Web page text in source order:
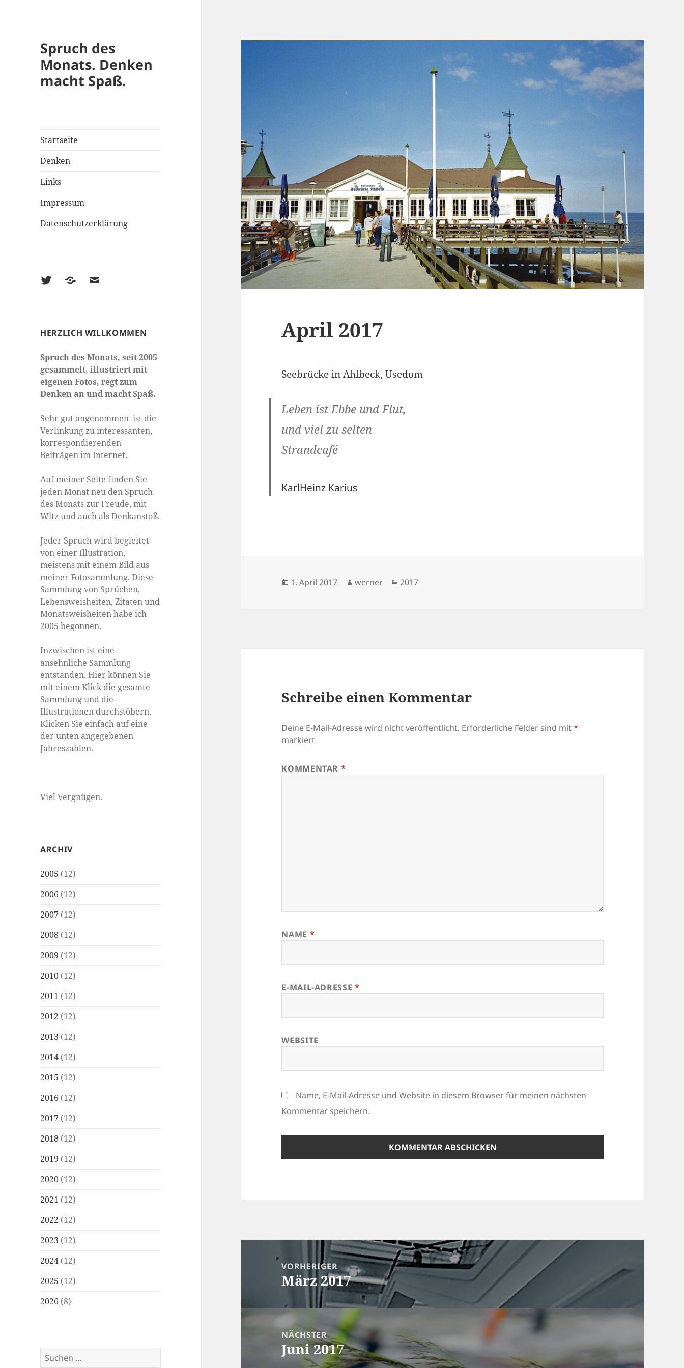
Spruch des
Monats. Denken
macht Spaß.
Startseite
Denken
Links
Impressum
Datenschutzerklärung
Twitter500pxE-
HERZLICH WILLKOMMEN
Spruch des Monats, seit 2005
gesammelt, illustriert mit
eigenen Fotos, regt zum
Denken an und macht Spaß.
Sehr gut angenommen ist die
Verlinkung zu interessanten,
korrespondierenden
Beiträgen im Internet.
Auf meiner Seite finden Sie
jeden Monat neu den Spruch
des Monats zur Freude, mit
Witz und auch als Denkanstoß.
Jeder Spruch wird begleitet
von einer Illustration,
meistens mit einem Bild aus
meiner Fotosammlung. Diese
Sammlung von Sprüchen,
Lebensweisheiten, Zitaten und
Monatsweisheiten habe ich
2005 begonnen.
Inzwischen ist eine
ansehnliche Sammlung
entstanden. Hier können Sie
mit einem Klick die gesamte
Sammlung und die
Illustrationen durchstöbern.
Klicken Sie einfach auf eine
der unten angegebenen
Jahreszahlen.
Viel Vergnügen.
ARCHIV
2005 (12)
2006 (12)
2007 (12)
2008 (12)
2009 (12)
2010 (12)
2011 (12)
2012 (12)
2013 (12)
2014 (12)
2015 (12)
2016 (12)
2017 (12)
2018 (12)
2019 (12)
2020 (12)
2021 (12)
2022 (12)
2023 (12)
2024 (12)
2025 (12)
2026 (8)
Suchen
April 2017
Seebrücke in Ahlbeck, Usedom
Leben ist Ebbe und Flut,
und viel zu selten
Strandcafé
KarlHeinz Karius
Veröffentlicht
1. April 2017 Autor
werner Kategorien
2017
Schreibe einen Kommentar
Deine E-Mail-Adresse wird nicht veröffentlicht. Erforderliche Felder sind mit*
markiert
KOMMENTAR *
NAME *
E-MAIL-ADRESSE *
WEBSITE
Name, E-Mail-Adresse und Website in diesem Browser für meinen nächsten
Kommentar speichern.
Beitragsnavigation
VORHERIGER
Vorheriger
Beitrag:
März 2017
NÄCHSTER
Nächster
Beitrag:
Juni 2017